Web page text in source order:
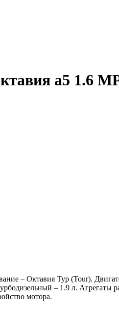
а5 1.6
– Октавия Тур (Tour).
– 1.9 л. Агрегаты
мотора.